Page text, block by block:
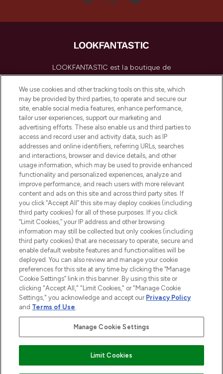
LOOKFANTASTIC est la boutique de
beauté incontournable en Europe,
proposant les meilleurs produits de soins
de la peau, des cheveux et de maquillage
de plus de 200 marques prestigieuses.
Faites vos achats en ligne ou via
l’application, avec la livraison offerte dès
55€ d'achat.
Consentement aux cookies
Do Not Sell or Share My Personal
Information
AIDE ET INFORMATIONS
INFORMATIONS GÉNÉRALES
À PROPOS DE LOOKFANTASTIC
Payer en toute sécurité avec
We use cookies and other tracking tools on this site, which
may be provided by third parties, to operate and secure our
site, enable social media features, enhance performance,
tailor user experiences, support our marketing and
advertising efforts. These also enable us and third parties to
access and record user and activity data, such as IP
addresses and online identifiers, referring URLs, searches
and interactions, browser and device details, and other
usage information, which may be used to provide enhanced
functionality and personalized experiences, analyze and
improve performance, and reach users with more relevant
content and ads on this site and across third party sites. If
you click “Accept All” this site may deploy cookies (including
third party cookies) for all of these purposes. If you click
“Limit Cookies,” your IP address and other browsing
information may still be collected but only cookies (including
third party cookies) that are necessary to operate, secure and
enable default website features and functionalities will be
deployed. You can also review and manage your cookie
preferences for this site at any time by clicking the “Manage
Cookie Settings” link in this banner. By using this site or
clicking "Accept All," "Limit Cookies," or "Manage Cookie
Settings," you acknowledge and accept our Privacy Policy
and Terms of Use.
Manage Cookie Settings
Limit Cookies